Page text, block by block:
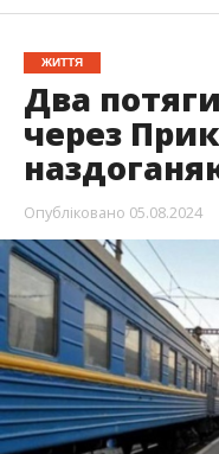
ЖИТТЯ
Два
через
Опубліковано 05.08.2024